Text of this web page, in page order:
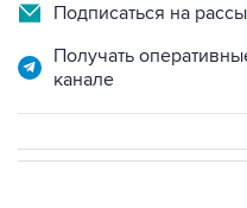
Подписаться на
Получать
канале